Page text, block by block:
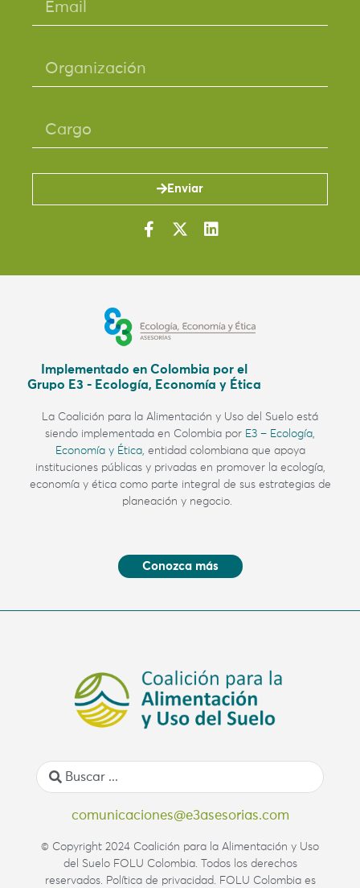
Enviar
Implementado en Colombia por el
Grupo E3 - Ecología, Economía y Ética
La Coalición para la Alimentación y Uso del Suelo está
siendo implementada en Colombia por E3 – Ecología,
Economía y Ética, entidad colombiana que apoya
instituciones públicas y privadas en promover la ecología,
economía y ética como parte integral de sus estrategias de
planeación y negocio.
Conozca más
comunicaciones@e3asesorias.com
© Copyright 2024 Coalición para la Alimentación y Uso
del Suelo FOLU Colombia. Todos los derechos
reservados. Política de privacidad. FOLU Colombia es